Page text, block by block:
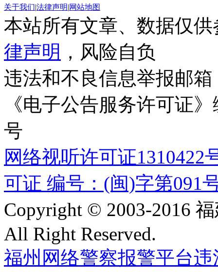
关于我们|法律声明|网站地图
本站所有文章、数据仅
律声明 ，风险自负
违法和不良信息举报邮箱
《电子公告服务许可证
号
网络视听许可证1310422
可证 编号：(闽)字第091
Copyright © 2003-2016
All Right Reserved.
福州网络警察报警平台违